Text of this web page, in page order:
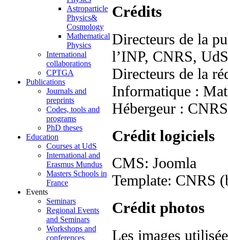
Astroparticle
Physics&
Cosmology
Mathematical
Physics
International
collaborations
CPTGA
Publications
Journals and
preprints
Codes, tools and
programs
PhD theses
Education
Courses at UdS
International and
Erasmus Mundus
Masters Schools in
France
Events
Seminars
Regional Events
and Seminars
Workshops and
conferences
Crédits
Directeurs de la
l’INP, CNRS,
Directeurs de la
Informatique :
Hébergeur :
Crédit logiciels
CMS: Joomla
Template: CNRS
Crédit photos
Les images